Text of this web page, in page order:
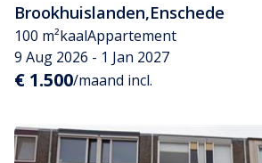
Brookhuislanden,Enschede
100 m²kaalAppartement
9 Aug 2026 - 1 Jan 2027
€ 1.500/maand incl.